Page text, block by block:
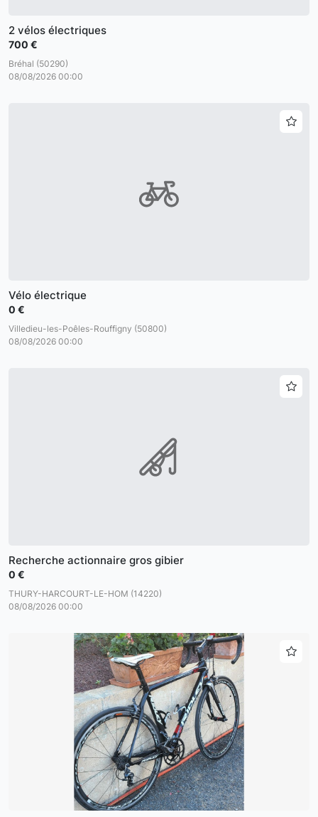
2 vélos électriques
700 €
Bréhal (50290)
08/08/2026 00:00
Vélo électrique
0 €
Villedieu-les-Poêles-Rouffigny (50800)
08/08/2026 00:00
Recherche actionnaire gros gibier
0 €
THURY-HARCOURT-LE-HOM (14220)
08/08/2026 00:00